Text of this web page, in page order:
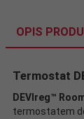
OPIS
Termostat
DEVIreg™
termostatem